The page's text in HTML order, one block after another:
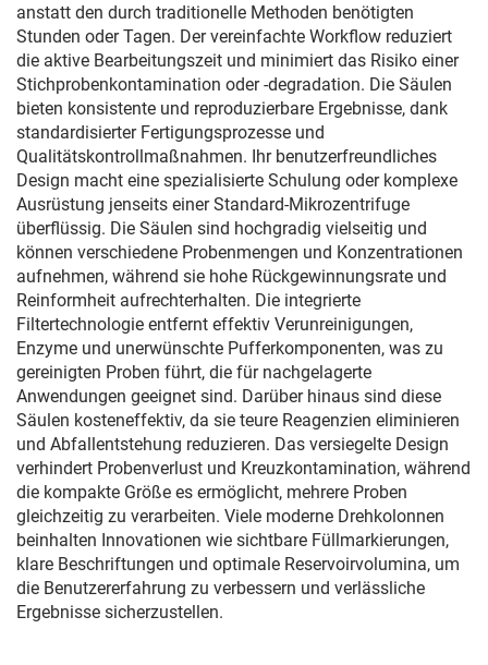
anstatt den durch traditionelle Methoden benötigten
Stunden oder Tagen. Der vereinfachte Workflow reduziert
die aktive Bearbeitungszeit und minimiert das Risiko einer
Stichprobenkontamination oder -degradation. Die Säulen
bieten konsistente und reproduzierbare Ergebnisse, dank
standardisierter Fertigungsprozesse und
Qualitätskontrollmaßnahmen. Ihr benutzerfreundliches
Design macht eine spezialisierte Schulung oder komplexe
Ausrüstung jenseits einer Standard-Mikrozentrifuge
überflüssig. Die Säulen sind hochgradig vielseitig und
können verschiedene Probenmengen und Konzentrationen
aufnehmen, während sie hohe Rückgewinnungsrate und
Reinformheit aufrechterhalten. Die integrierte
Filtertechnologie entfernt effektiv Verunreinigungen,
Enzyme und unerwünschte Pufferkomponenten, was zu
gereinigten Proben führt, die für nachgelagerte
Anwendungen geeignet sind. Darüber hinaus sind diese
Säulen kosteneffektiv, da sie teure Reagenzien eliminieren
und Abfallentstehung reduzieren. Das versiegelte Design
verhindert Probenverlust und Kreuzkontamination, während
die kompakte Größe es ermöglicht, mehrere Proben
gleichzeitig zu verarbeiten. Viele moderne Drehkolonnen
beinhalten Innovationen wie sichtbare Füllmarkierungen,
klare Beschriftungen und optimale Reservoirvolumina, um
die Benutzererfahrung zu verbessern und verlässliche
Ergebnisse sicherzustellen.